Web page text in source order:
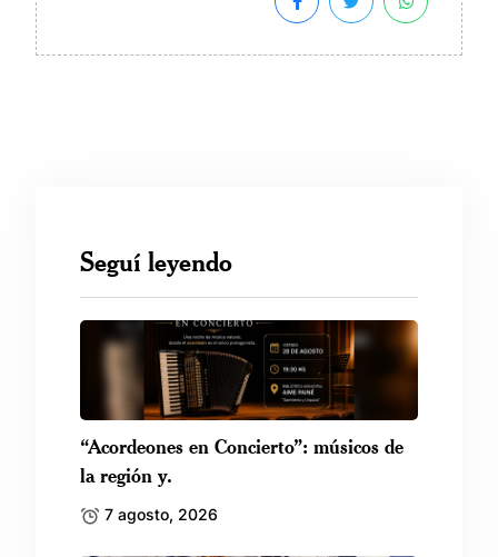
Seguí leyendo
“Acordeones en Concierto”: músicos de
la región y.
7 agosto, 2026